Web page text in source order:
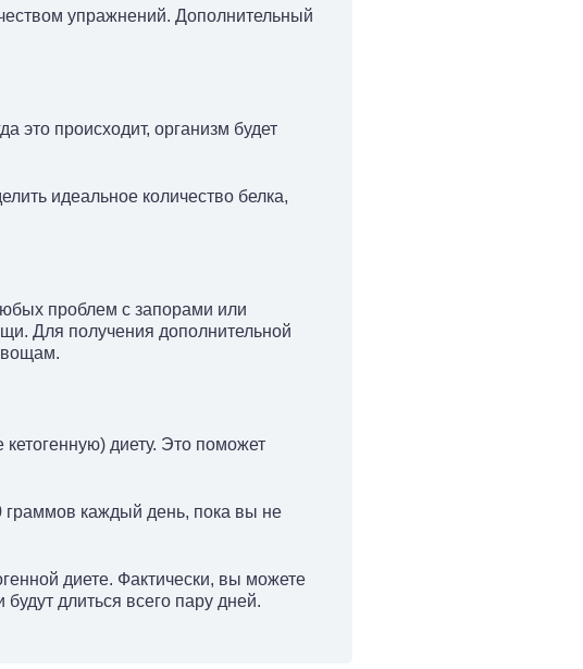
упражнений. Дополнительный
это происходит, организм будет
идеальное количество белка,
проблем с запорами или
Для получения дополнительной
диету. Это поможет
граммов каждый день, пока вы не
диете. Фактически, вы можете
длиться всего пару дней.